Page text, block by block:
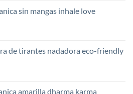
desdesin mangas inhale love
de tirantes nadadora eco-friendly
amarilla dharma karma